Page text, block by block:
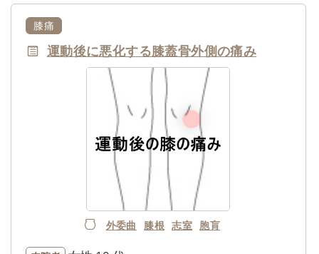
膝痛
運動後に悪化する膝蓋骨外側の痛み
外委曲 膝根 志室 胞肓